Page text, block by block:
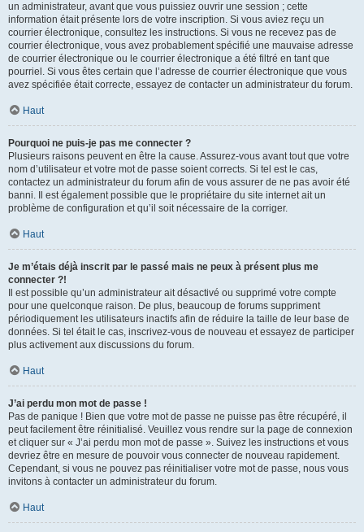
un administrateur, avant que vous puissiez ouvrir une session ; cette
information était présente lors de votre inscription. Si vous aviez reçu un
courrier électronique, consultez les instructions. Si vous ne recevez pas de
courrier électronique, vous avez probablement spécifié une mauvaise adresse
de courrier électronique ou le courrier électronique a été filtré en tant que
pourriel. Si vous êtes certain que l’adresse de courrier électronique que vous
avez spécifiée était correcte, essayez de contacter un administrateur du forum.
Haut
Pourquoi ne puis-je pas me connecter ?
Plusieurs raisons peuvent en être la cause. Assurez-vous avant tout que votre
nom d’utilisateur et votre mot de passe soient corrects. Si tel est le cas,
contactez un administrateur du forum afin de vous assurer de ne pas avoir été
banni. Il est également possible que le propriétaire du site internet ait un
problème de configuration et qu’il soit nécessaire de la corriger.
Haut
Je m’étais déjà inscrit par le passé mais ne peux à présent plus me
connecter ?!
Il est possible qu’un administrateur ait désactivé ou supprimé votre compte
pour une quelconque raison. De plus, beaucoup de forums suppriment
périodiquement les utilisateurs inactifs afin de réduire la taille de leur base de
données. Si tel était le cas, inscrivez-vous de nouveau et essayez de participer
plus activement aux discussions du forum.
Haut
J’ai perdu mon mot de passe !
Pas de panique ! Bien que votre mot de passe ne puisse pas être récupéré, il
peut facilement être réinitialisé. Veuillez vous rendre sur la page de connexion
et cliquer sur « J’ai perdu mon mot de passe ». Suivez les instructions et vous
devriez être en mesure de pouvoir vous connecter de nouveau rapidement.
Cependant, si vous ne pouvez pas réinitialiser votre mot de passe, nous vous
invitons à contacter un administrateur du forum.
Haut